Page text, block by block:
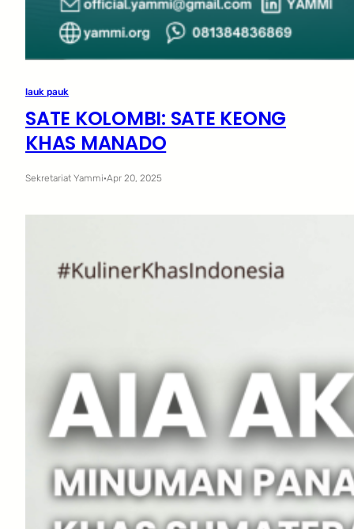
lauk pauk
SATE KOLOMBI: SATE KEONG
KHAS MANADO
Sekretariat Yammi·Apr 20, 2025